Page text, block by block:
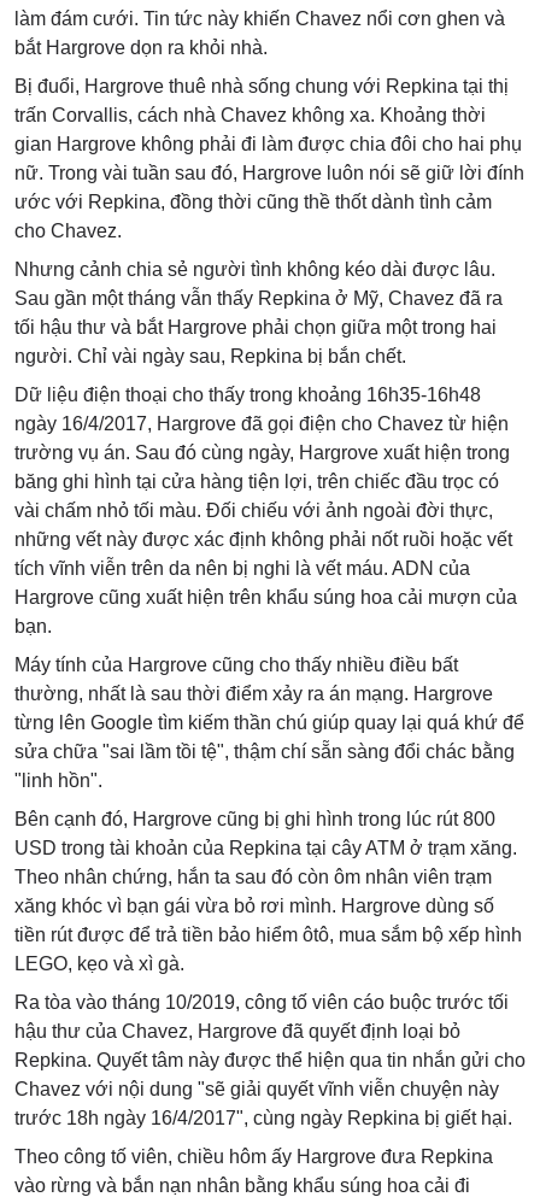
làm đám cưới. Tin tức này khiến Chavez nổi cơn ghen và
bắt Hargrove dọn ra khỏi nhà.
Bị đuổi, Hargrove thuê nhà sống chung với Repkina tại thị
trấn Corvallis, cách nhà Chavez không xa. Khoảng thời
gian Hargrove không phải đi làm được chia đôi cho hai phụ
nữ. Trong vài tuần sau đó, Hargrove luôn nói sẽ giữ lời đính
ước với Repkina, đồng thời cũng thề thốt dành tình cảm
cho Chavez.
Nhưng cảnh chia sẻ người tình không kéo dài được lâu.
Sau gần một tháng vẫn thấy Repkina ở Mỹ, Chavez đã ra
tối hậu thư và bắt Hargrove phải chọn giữa một trong hai
người. Chỉ vài ngày sau, Repkina bị bắn chết.
Dữ liệu điện thoại cho thấy trong khoảng 16h35-16h48
ngày 16/4/2017, Hargrove đã gọi điện cho Chavez từ hiện
trường vụ án. Sau đó cùng ngày, Hargrove xuất hiện trong
băng ghi hình tại cửa hàng tiện lợi, trên chiếc đầu trọc có
vài chấm nhỏ tối màu. Đối chiếu với ảnh ngoài đời thực,
những vết này được xác định không phải nốt ruồi hoặc vết
tích vĩnh viễn trên da nên bị nghi là vết máu. ADN của
Hargrove cũng xuất hiện trên khẩu súng hoa cải mượn của
bạn.
Máy tính của Hargrove cũng cho thấy nhiều điều bất
thường, nhất là sau thời điểm xảy ra án mạng. Hargrove
từng lên Google tìm kiếm thần chú giúp quay lại quá khứ để
sửa chữa "sai lầm tồi tệ", thậm chí sẵn sàng đổi chác bằng
"linh hồn".
Bên cạnh đó, Hargrove cũng bị ghi hình trong lúc rút 800
USD trong tài khoản của Repkina tại cây ATM ở trạm xăng.
Theo nhân chứng, hắn ta sau đó còn ôm nhân viên trạm
xăng khóc vì bạn gái vừa bỏ rơi mình. Hargrove dùng số
tiền rút được để trả tiền bảo hiểm ôtô, mua sắm bộ xếp hình
LEGO, kẹo và xì gà.
Ra tòa vào tháng 10/2019, công tố viên cáo buộc trước tối
hậu thư của Chavez, Hargrove đã quyết định loại bỏ
Repkina. Quyết tâm này được thể hiện qua tin nhắn gửi cho
Chavez với nội dung "sẽ giải quyết vĩnh viễn chuyện này
trước 18h ngày 16/4/2017", cùng ngày Repkina bị giết hại.
Theo công tố viên, chiều hôm ấy Hargrove đưa Repkina
vào rừng và bắn nạn nhân bằng khẩu súng hoa cải đi